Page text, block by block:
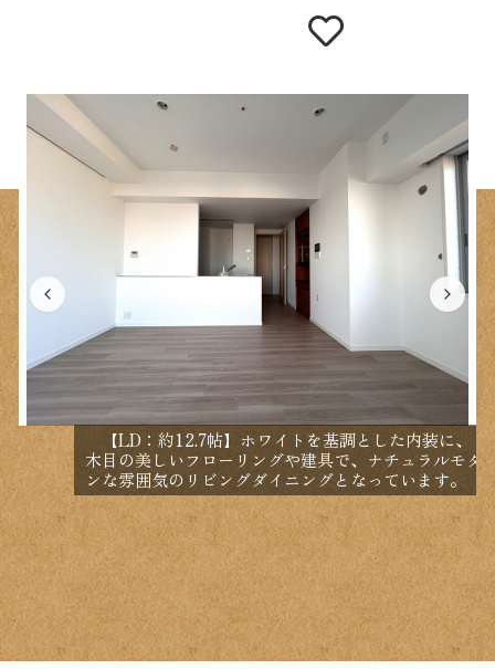
【LD：約12.7帖】ホワイトを基調とした内装に、
木目の美しいフローリングや建具で、ナチュラルモダ
ンな雰囲気のリビングダイニングとなっています。